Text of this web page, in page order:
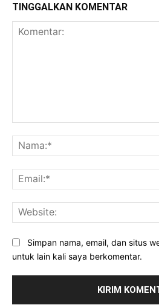
TINGGALKAN KOMENTAR
Simpan nama, email, dan situs
untuk lain kali saya berkomentar.